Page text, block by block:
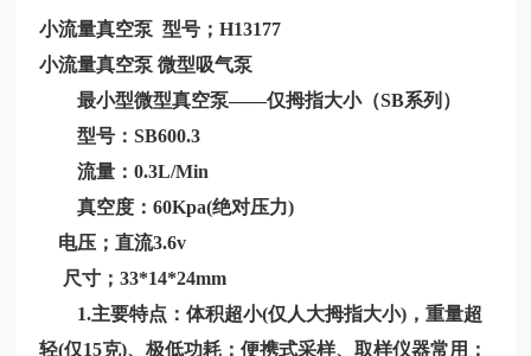
小流量真空泵 型号；H13177
小流量真空泵 微型吸气泵
最小型微型真空泵——仅拇指大小（SB系列）
型号：SB600.3
流量：0.3L/Min
真空度：60Kpa(绝对压力)
电压；直流3.6v
尺寸；33*14*24mm
1.主要特点：体积超小(仅人大拇指大小)，重量超
轻(仅15克)、极低功耗；便携式采样、取样仪器常用；